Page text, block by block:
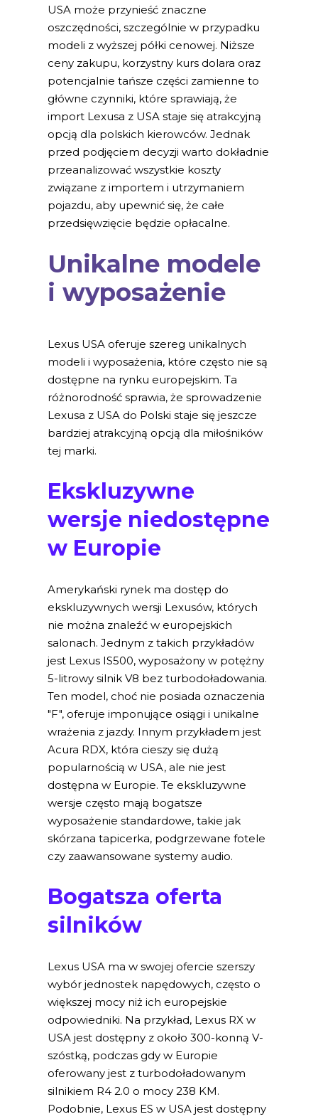
USA może przynieść znaczne
oszczędności, szczególnie w przypadku
modeli z wyższej półki cenowej. Niższe
ceny zakupu, korzystny kurs dolara oraz
potencjalnie tańsze części zamienne to
główne czynniki, które sprawiają, że
import Lexusa z USA staje się atrakcyjną
opcją dla polskich kierowców. Jednak
przed podjęciem decyzji warto dokładnie
przeanalizować wszystkie koszty
związane z importem i utrzymaniem
pojazdu, aby upewnić się, że całe
przedsięwzięcie będzie opłacalne.
Unikalne modele
i wyposażenie
Lexus USA oferuje szereg unikalnych
modeli i wyposażenia, które często nie są
dostępne na rynku europejskim. Ta
różnorodność sprawia, że sprowadzenie
Lexusa z USA do Polski staje się jeszcze
bardziej atrakcyjną opcją dla miłośników
tej marki.
Ekskluzywne
wersje niedostępne
w Europie
Amerykański rynek ma dostęp do
ekskluzywnych wersji Lexusów, których
nie można znaleźć w europejskich
salonach. Jednym z takich przykładów
jest Lexus IS500, wyposażony w potężny
5-litrowy silnik V8 bez turbodoładowania.
Ten model, choć nie posiada oznaczenia
"F", oferuje imponujące osiągi i unikalne
wrażenia z jazdy. Innym przykładem jest
Acura RDX, która cieszy się dużą
popularnością w USA, ale nie jest
dostępna w Europie. Te ekskluzywne
wersje często mają bogatsze
wyposażenie standardowe, takie jak
skórzana tapicerka, podgrzewane fotele
czy zaawansowane systemy audio.
Bogatsza oferta
silników
Lexus USA ma w swojej ofercie szerszy
wybór jednostek napędowych, często o
większej mocy niż ich europejskie
odpowiedniki. Na przykład, Lexus RX w
USA jest dostępny z około 300-konną V-
szóstką, podczas gdy w Europie
oferowany jest z turbodoładowanym
silnikiem R4 2.0 o mocy 238 KM.
Podobnie, Lexus ES w USA jest dostępny